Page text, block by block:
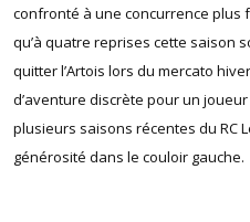
confronté à une concurrence plus
qu’à quatre reprises cette saison
quitter l’Artois lors du mercato
d’aventure discrète pour un
plusieurs saisons récentes du RC
générosité dans le couloir gauche.